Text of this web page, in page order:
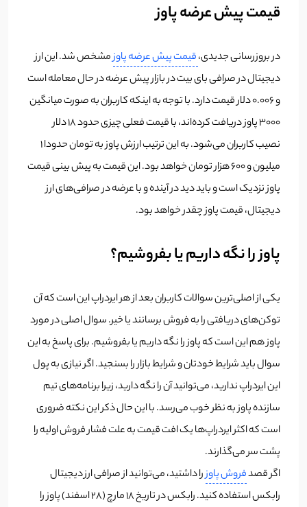
قیمت پیش عرضه پاوز
در بروزرسانی جدیدی،قیمت پیش عرضه پاوزمشخص شد. این ارز
دیجیتال در صرافی بای بیت در بازار پیش عرضه در حال معامله است
و 0.006 دلار قیمت دارد. با توجه به اینکه کاربران به صورت میانگین
3000 پاوز دریافت کرده‌اند، با قیمت فعلی چیزی حدود 18 دلار
نصیب کاربران می‌شود. به این ترتیب ارزش پاوز به تومان حدودا 1
میلیون و 600 هزار تومان خواهد بود. این قیمت به پیش بینی قیمت
پاوز نزدیک است و باید دید در آینده و با عرضه در صرافی‌های ارز
دیجیتال، قیمت پاوز چقدر خواهد بود.
پاوز را نگه داریم یا بفروشیم؟
یکی از اصلی‌ترین سوالات کاربران بعد از هر ایردراپ این است که آن
توکن‌های دریافتی را به فروش برسانند یا خیر. سوال اصلی در مورد
پاوز هم این است که پاوز را نگه داریم یا بفروشیم. برای پاسخ به این
سوال باید شرایط خودتان و شرایط بازار را بسنجید. اگر نیازی به پول
این ایردراپ ندارید، می‌توانید آن را نگه دارید، زیرا برنامه‌های تیم
سازنده پاوز به نظر خوب می‌رسد. با این حال ذکر این نکته ضروری
است که اکثر ایردر‌اپ‌ها یک افت قیمت به علت فشار فروش اولیه را
پشت سر می‌گذارند.
اگر قصدفروش پاوزرا داشتید، می‌توانید از صرافی ارز دیجیتال
رابکس استفاده کنید. رابکس در تاریخ 18 مارچ (28 اسفند) پاوز را